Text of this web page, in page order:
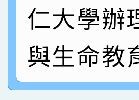
名 指導老
園市英語競
指導老師林
賀！本校參
賽 劉文瑛
臺灣台語-
賀！本校參
市賽榮獲
仁大學辦
與生命教